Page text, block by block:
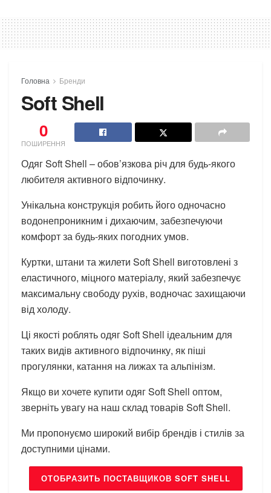
Головна Бренди
Soft Shell
0
ПОШИРЕННЯ
Одяг Soft Shell – обов’язкова річ для будь-якого
любителя активного відпочинку.
Унікальна конструкція робить його одночасно
водонепроникним і дихаючим, забезпечуючи
комфорт за будь-яких погодних умов.
Куртки, штани та жилети Soft Shell виготовлені з
еластичного, міцного матеріалу, який забезпечує
максимальну свободу рухів, водночас захищаючи
від холоду.
Ці якості роблять одяг Soft Shell ідеальним для
таких видів активного відпочинку, як піші
прогулянки, катання на лижах та альпінізм.
Якщо ви хочете купити одяг Soft Shell оптом,
зверніть увагу на наш склад товарів Soft Shell.
Ми пропонуємо широкий вибір брендів і стилів за
доступними цінами.
ОТОБРАЗИТЬ ПОСТАВЩИКОВ SOFT SHELL